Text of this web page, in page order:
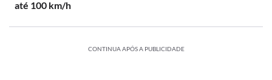
até 100 km/h
CONTINUA APÓS A PUBLICIDADE